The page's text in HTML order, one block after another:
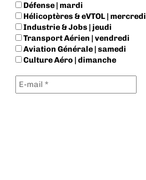
Défense | mardi
Hélicoptères & eVTOL | mercredi
Industrie & Jobs | jeudi
Transport Aérien | vendredi
Aviation Générale | samedi
Culture Aéro | dimanche